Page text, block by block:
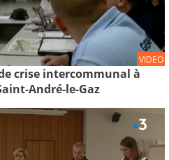
VIDEO
crise intercommunal à
André-le-Gaz